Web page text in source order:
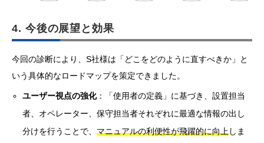
4. 今後の展望と効果
今回の診断により、S社様は「どこをどのように直すべきか」と
いう具体的なロードマップを策定できました。
ユーザー視点の強化：「使用者の定義」に基づき、設置担当
者、オペレーター、保守担当者それぞれに最適な情報の出し
分けを行うことで、マニュアルの利便性が飛躍的に向上しま